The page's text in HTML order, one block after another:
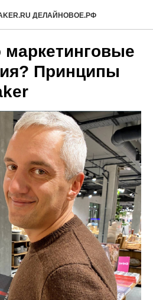
ДЕЛАЙНОВОЕ.РФ
Принципы